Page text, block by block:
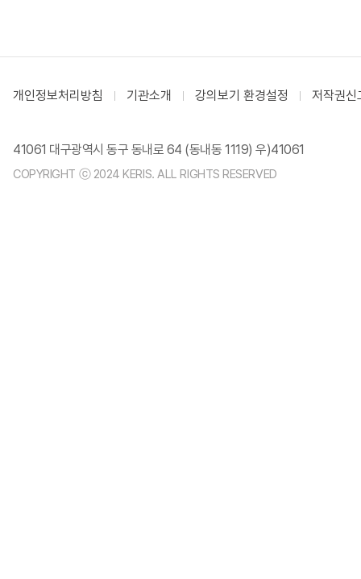
개인정보처리방침 기관소개 강의보기 환경설정 저작권신
41061 대구광역시 동구 동내로 64 (동내동 1119) 우)41061
COPYRIGHT ⓒ 2024 KERIS. ALL RIGHTS RESERVED